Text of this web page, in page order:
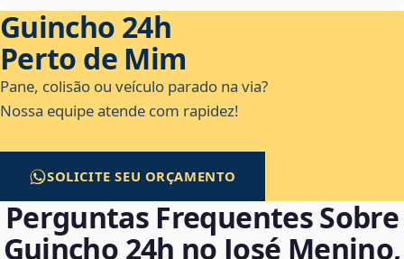
Guincho 24h
Perto de Mim
Pane, colisão ou veículo parado na via?
Nossa equipe atende com rapidez!
SOLICITE SEU ORÇAMENTO
Perguntas Frequentes Sobre
Guincho 24h no José Menino,